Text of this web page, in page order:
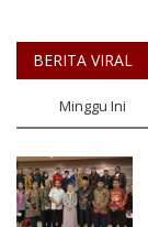
BERITA VIRAL
Minggu Ini